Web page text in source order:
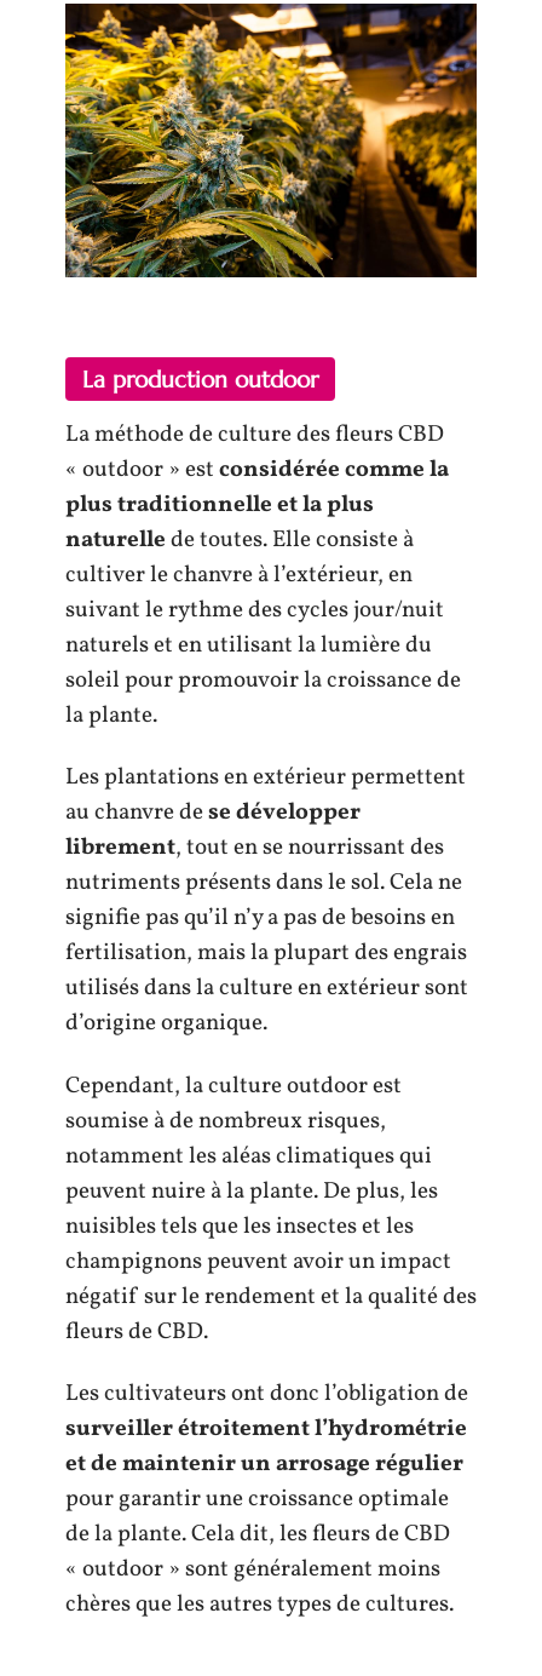
La production outdoor
La méthode de culture des fleurs CBD
« outdoor » estconsidérée comme la
plus traditionnelle et la plus
naturellede toutes. Elle consiste à
cultiver le chanvre à l’extérieur, en
suivant le rythme des cycles jour/nuit
naturels et en utilisant la lumière du
soleil pour promouvoir la croissance de
la plante.
Les plantations en extérieur permettent
au chanvre desedévelopper
librement, tout en se nourrissant des
nutriments présents dans le sol. Cela ne
signifie pas qu’il n’y a pas de besoins en
fertilisation, mais la plupart des engrais
utilisés dans la culture en extérieur sont
d’origine organique.
Cependant, la culture outdoor est
soumise à de nombreux risques,
notamment les aléas climatiques qui
peuvent nuire à la plante. De plus, les
nuisibles tels que les insectes et les
champignons peuvent avoir un impact
négatif sur le rendement et la qualité des
fleurs de CBD.
Les cultivateurs ont donc l’obligation de
surveiller étroitement l’hydrométrie
et de maintenir un arrosage régulier
pour garantir une croissance optimale
de la plante. Cela dit, les fleurs de CBD
« outdoor » sont généralement moins
chères que les autres types de cultures.